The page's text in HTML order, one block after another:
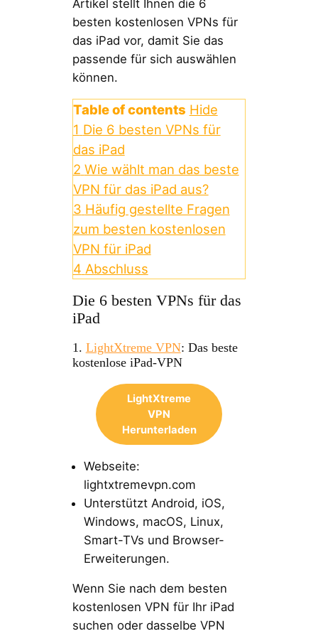
Artikel stellt Ihnen die 6
besten kostenlosen VPNs für
das iPad vor, damit Sie das
passende für sich auswählen
können.
Table of contents Hide
1 Die 6 besten VPNs für
das iPad
2 Wie wählt man das beste
VPN für das iPad aus?
3 Häufig gestellte Fragen
zum besten kostenlosen
VPN für iPad
4 Abschluss
Die 6 besten VPNs für das
iPad
1. LightXtreme VPN: Das beste
kostenlose iPad-VPN
LightXtreme
VPN
Herunterladen
Webseite:
lightxtremevpn.com
Unterstützt Android, iOS,
Windows, macOS, Linux,
Smart-TVs und Browser-
Erweiterungen.
Wenn Sie nach dem besten
kostenlosen VPN für Ihr iPad
suchen oder dasselbe VPN